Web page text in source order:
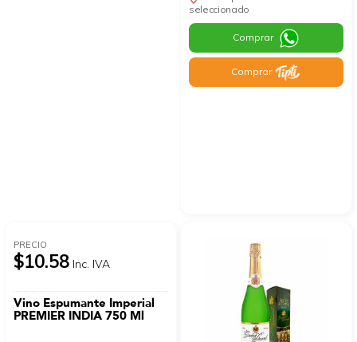
seleccionado
Comprar
Comprar
PRECIO
$10.58 Inc. IVA
Vino Espumante Imperial
PREMIER INDIA 750 Ml